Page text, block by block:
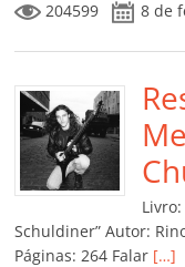
c
e
b
o
o
k
itt
er
ai
l
204599 8 de
Schuldiner” Autor:
Páginas: 264 Falar […]